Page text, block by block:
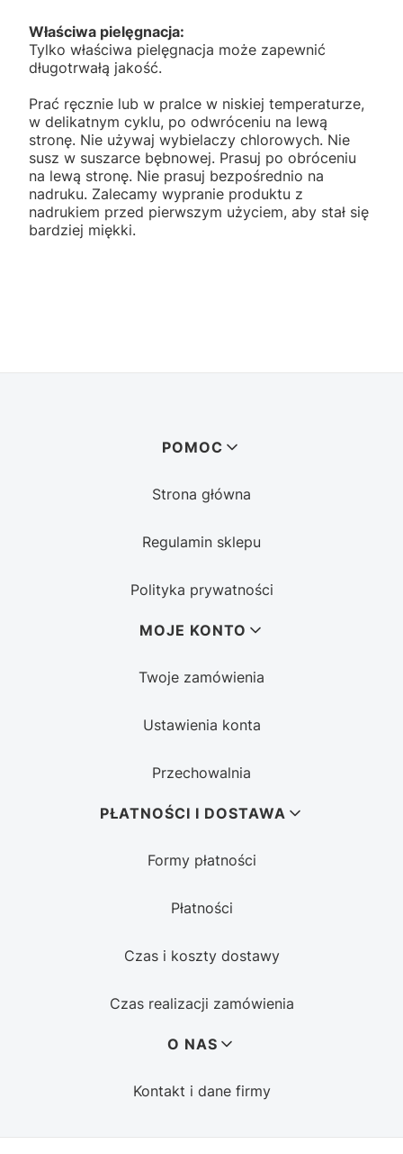
Właściwa pielęgnacja:
Tylko właściwa pielęgnacja może zapewnić
długotrwałą jakość.
Prać ręcznie lub w pralce w niskiej temperaturze,
w delikatnym cyklu, po odwróceniu na lewą
stronę. Nie używaj wybielaczy chlorowych. Nie
susz w suszarce bębnowej. Prasuj po obróceniu
na lewą stronę. Nie prasuj bezpośrednio na
nadruku. Zalecamy wypranie produktu z
nadrukiem przed pierwszym użyciem, aby stał się
bardziej miękki.
POMOC
Strona główna
Regulamin sklepu
Polityka prywatności
MOJE KONTO
Twoje zamówienia
Ustawienia konta
Przechowalnia
PŁATNOŚCI I DOSTAWA
Formy płatności
Płatności
Czas i koszty dostawy
Czas realizacji zamówienia
O NAS
Kontakt i dane firmy